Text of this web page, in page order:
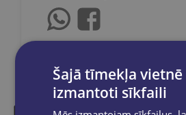
Šajā tīmekļa
izmantoti sīkfaili